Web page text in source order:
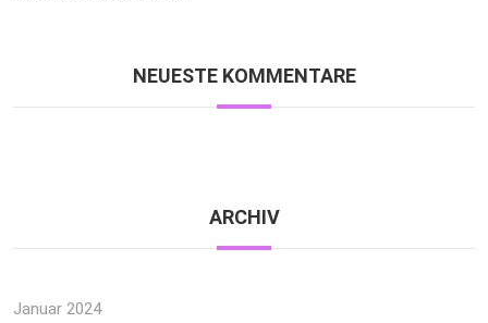
NEUESTE KOMMENTARE
ARCHIV
Januar 2024